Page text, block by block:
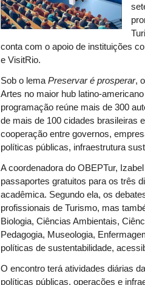
conta com o apoio de instituições
e VisitRio.
Sob o lemaPreservar é prosperar,
Artes no maior hub latino-
programação reúne mais de 300
de mais de 100 cidades brasileiras
cooperação entre governos,
políticas públicas, infraestrutura
A coordenadora do OBEPTur,
passaportes gratuitos para os três
acadêmica. Segundo ela, os
profissionais de Turismo, mas
Biologia, Ciências Ambientais,
Pedagogia, Museologia,
políticas de sustentabilidade,
O encontro terá atividades diárias
políticas públicas, operações e